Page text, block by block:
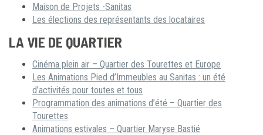
Maison de Projets -Sanitas
Les élections des représentants des locataires
LA VIE DE QUARTIER
Cinéma plein air – Quartier des Tourettes et Europe
Les Animations Pied d’Immeubles au Sanitas : un été
d’activités pour toutes et tous
Programmation des animations d’été – Quartier des
Tourettes
Animations estivales – Quartier Maryse Bastié